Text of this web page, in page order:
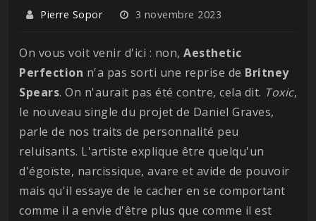
Pierre Sopor 3 novembre 2023
On vous voit venir d'ici : non, Aesthetic
Perfection n'a pas sorti une reprise de Britney
Spears. On n'aurait pas été contre, cela dit. Toxic,
le nouveau single du projet de Daniel Graves,
parle de nos traits de personnalité peu
reluisants. L'artiste explique être quelqu'un
d'égoïste, narcissique, avare et avide de pouvoir
mais qu'il essaye de le cacher en se comportant
comme il a envie d'être plus que comme il est